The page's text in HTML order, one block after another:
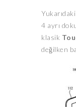
4 ayrı
klasik
değilken